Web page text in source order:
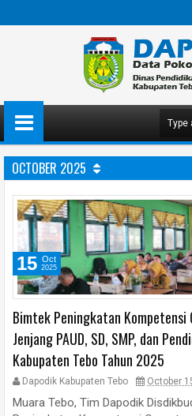
OCTOBER 2025
Bimtek Peningkatan
Jenjang PAUD, SD, SMP, dan
Kabupaten Tebo Tahun 2025
Dapodik Kabupaten Tebo October
Muara Tebo, Tim Dapodik
15 Oct
2025